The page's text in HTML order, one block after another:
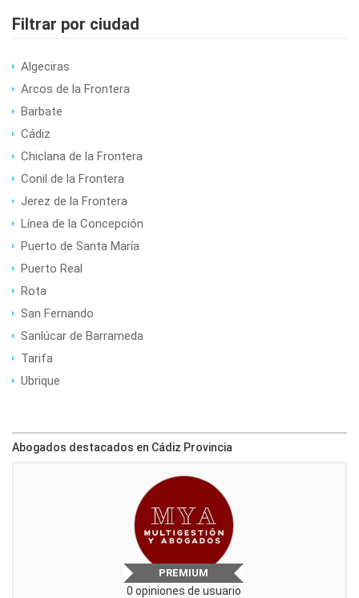
Filtrar por ciudad
Algeciras
Arcos de la Frontera
Barbate
Cádiz
Chiclana de la Frontera
Conil de la Frontera
Jerez de la Frontera
Línea de la Concepción
Puerto de Santa María
Puerto Real
Rota
San Fernando
Sanlúcar de Barrameda
Tarifa
Ubrique
Abogados destacados en Cádiz Provincia
PREMIUM
0 opiniones de usuario